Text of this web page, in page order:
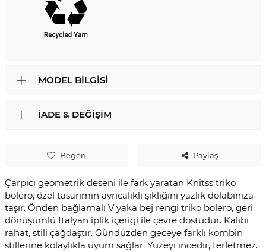
Beğen Paylaş
Çarpıcı geometrik deseni ile fark yaratan Knitss triko
bolero, özel tasarımın ayrıcalıklı şıklığını yazlık dolabınıza
taşır. Önden bağlamalı V yaka bej rengi triko bolero, geri
dönüşümlü İtalyan iplik içeriği ile çevre dostudur. Kalıbı
rahat, stili çağdaştır. Gündüzden geceye farklı kombin
stillerine kolaylıkla uyum sağlar. Yüzeyi incedir, terletmez.
MODEL BILGISI
İADE & DEĞIŞIM